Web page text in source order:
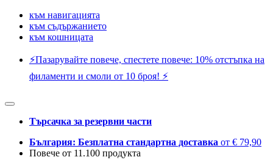
към навигацията
към съдържанието
към кошницата
⚡️Пазарувайте повече, спестете повече: 10% отстъпка на
филаменти и смоли от 10 броя! ⚡️
Търсачка за резервни части
България: Безплатна стандартна доставка от € 79,90
Повече от 11.100 продукта